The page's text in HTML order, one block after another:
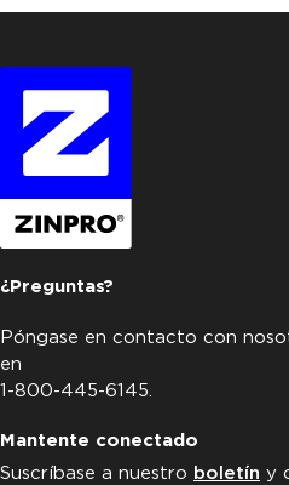
¿Preguntas?
Póngase en contacto con
en
1-800-445-6145.
Mantente conectado
Suscríbase a nuestro boletín y